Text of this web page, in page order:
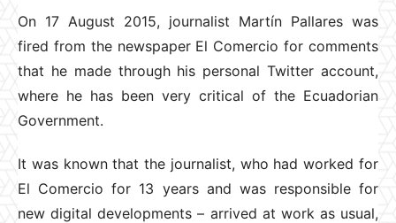
On 17 August 2015, journalist Martín Pallares was
fired from the newspaper El Comercio for comments
that he made through his personal Twitter account,
where he has been very critical of the Ecuadorian
Government.
It was known that the journalist, who had worked for
El Comercio for 13 years and was responsible for
new digital developments – arrived at work as usual,